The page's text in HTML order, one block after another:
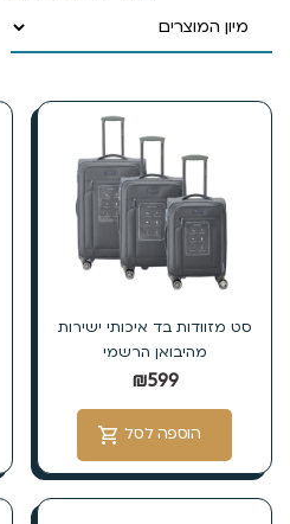
סט מזוודות בד איכותי ישירות
מהיבואן הרשמי
₪599
הוספה לסל